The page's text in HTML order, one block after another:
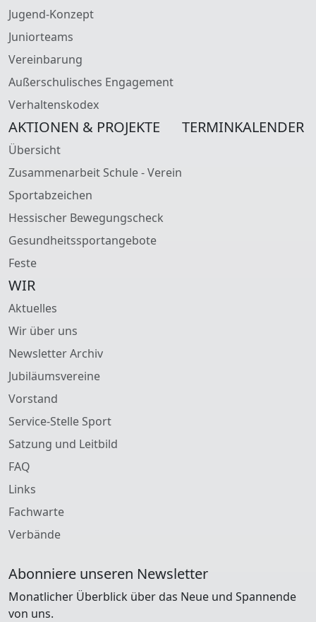
Jugend-Konzept
Juniorteams
Vereinbarung
Außerschulisches Engagement
Verhaltenskodex
AKTIONEN & PROJEKTE
Übersicht
Zusammenarbeit Schule - Verein
Sportabzeichen
Hessischer Bewegungscheck
Gesundheitssportangebote
Feste
TERMINKALENDER
WIR
Aktuelles
Wir über uns
Newsletter Archiv
Jubiläumsvereine
Vorstand
Service-Stelle Sport
Satzung und Leitbild
FAQ
Links
Fachwarte
Verbände
Abonniere unseren Newsletter
Monatlicher Überblick über das Neue und Spannende
von uns.